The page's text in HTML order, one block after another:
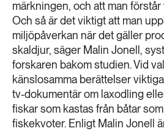
märkningen, och att man
Och så är det viktigt att man
miljöpåverkan när det gäller
skaldjur, säger Malin Jonell,
forskaren bakom studien. Vid
känslosamma berättelser
tv-dokumentär om laxodling
fiskar som kastas från båtar
fiskekvoter. Enligt Malin Jonell